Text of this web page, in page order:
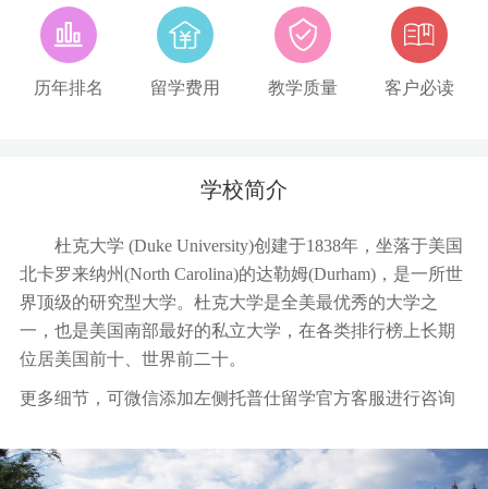
历年排名 留学费用 教学质量 客户必读
学校简介
杜克大学 (Duke University)创建于1838年，坐落于美国
北卡罗来纳州(North Carolina)的达勒姆(Durham)，是一所世
界顶级的研究型大学。杜克大学是全美最优秀的大学之
一，也是美国南部最好的私立大学，在各类排行榜上长期
位居美国前十、世界前二十。
更多细节，可微信添加左侧托普仕留学官方客服进行咨询